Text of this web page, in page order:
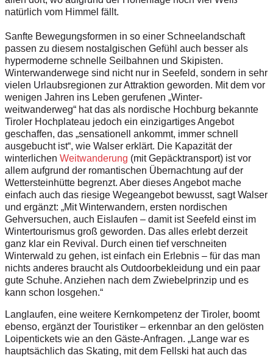
natürlich vom Himmel fällt.
Sanfte Bewegungsformen in so einer Schneelandschaft
passen zu diesem nostalgischen Gefühl auch besser als
hypermoderne schnelle Seilbahnen und Skipisten.
Winterwanderwege sind nicht nur in Seefeld, sondern in sehr
vielen Urlaubsregionen zur Attraktion geworden. Mit dem vor
wenigen Jahren ins Leben gerufenen „Winter-
weitwanderweg“ hat das als nordische Hochburg bekannte
Tiroler Hochplateau jedoch ein einzigartiges Angebot
geschaffen, das „sensationell ankommt, immer schnell
ausgebucht ist“, wie Walser erklärt. Die Kapazität der
winterlichen Weitwanderung (mit Gepäck­transport) ist vor
allem aufgrund der romantischen Übernachtung auf der
Wettersteinhütte begrenzt. Aber dieses Angebot mache
einfach auch das riesige Wegeangebot bewusst, sagt Walser
und ergänzt: „Mit Winterwandern, ersten nordischen
Gehversuchen, auch Eislaufen – damit ist Seefeld einst im
Wintertourismus groß geworden. Das alles erlebt derzeit
ganz klar ein Revival. Durch einen tief verschneiten
Winterwald zu gehen, ist einfach ein Erlebnis – für das man
nichts anderes braucht als Outdoorbekleidung und ein paar
gute Schuhe. Anziehen nach dem Zwiebelprinzip und es
kann schon losgehen.“
Langlaufen, eine weitere Kernkompetenz der Tiroler, boomt
ebenso, ergänzt der Touristiker – erkennbar an den gelösten
Loipentickets wie an den Gäste-Anfragen. „Lange war es
hauptsächlich das Skating, mit dem Fellski hat auch das